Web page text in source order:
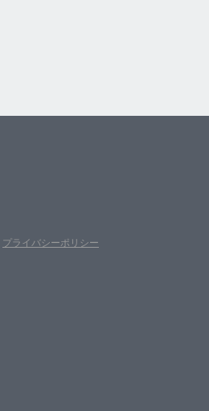
プライバシーポリシー